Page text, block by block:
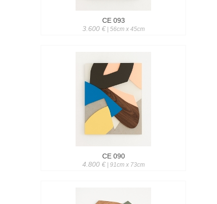
CE 093
3.600 €| 56cm x 45cm
CE 090
4.800 €| 91cm x 73cm